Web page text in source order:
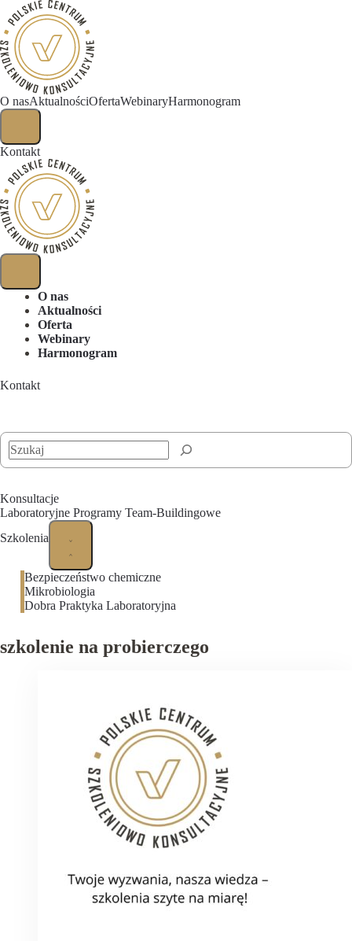
O nasAktualnościOfertaWebinaryHarmonogram
Kontakt
O nas
Aktualności
Oferta
Webinary
Harmonogram
Kontakt
Szukaj
Konsultacje
Laboratoryjne Programy Team-Buildingowe
Szkolenia
Bezpieczeństwo chemiczne
Mikrobiologia
Dobra Praktyka Laboratoryjna
szkolenie na probierczego